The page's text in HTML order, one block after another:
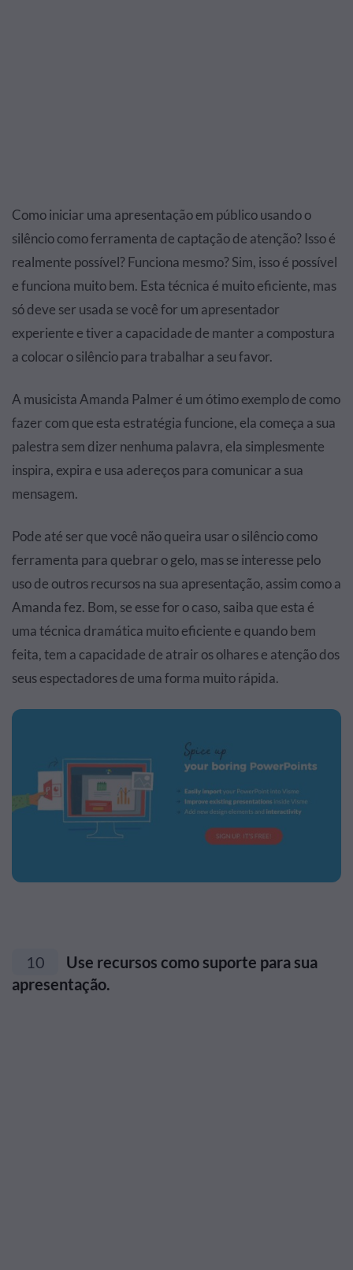
Como iniciar uma apresentação em público usando o
silêncio como ferramenta de captação de atenção? Isso é
realmente possível? Funciona mesmo? Sim, isso é possível
e funciona muito bem. Esta técnica é muito eficiente, mas
só deve ser usada se você for um apresentador
experiente e tiver a capacidade de manter a compostura
a colocar o silêncio para trabalhar a seu favor.
A musicista Amanda Palmer é um ótimo exemplo de como
fazer com que esta estratégia funcione, ela começa a sua
palestra sem dizer nenhuma palavra, ela simplesmente
inspira, expira e usa adereços para comunicar a sua
mensagem.
Pode até ser que você não queira usar o silêncio como
ferramenta para quebrar o gelo, mas se interesse pelo
uso de outros recursos na sua apresentação, assim como a
Amanda fez. Bom, se esse for o caso, saiba que esta é
uma técnica dramática muito eficiente e quando bem
feita, tem a capacidade de atrair os olhares e atenção dos
seus espectadores de uma forma muito rápida.
10
Use recursos como suporte para sua
apresentação.